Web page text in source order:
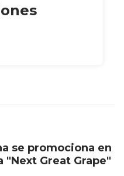
se promociona en
"Next Great Grape"